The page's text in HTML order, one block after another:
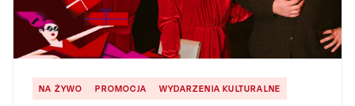
NA ŻYWO PROMOCJA WYDARZENIA KULTURALNE